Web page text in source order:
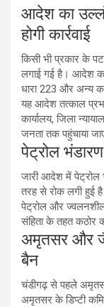
आदेश का
होगी कार्रवाई
किसी भी प्रकार के
लगाई गई है। आदेश
धारा 223 और अन्य
यह आदेश तत्काल
कार्यालय, जिला
जनता तक पहुंचाया
पेट्रोल
जारी आदेश में पेट्रोल
तरह से रोक लगी हुई
पेट्रोल और ज्वलनशील
संहिता के तहत कठोर
अमृतसर और
बैन
चंडीगढ़ से पहले
अमृतसर के डिप्टी